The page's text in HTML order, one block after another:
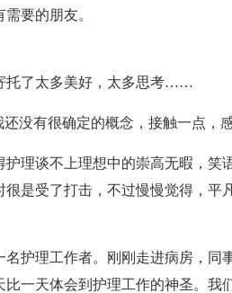
要的朋友。
托了太多美好，太多思考……
没有很确定的概念，接触一点，感
理谈不上理想中的崇高无暇，笑
是受了打击，不过慢慢觉得，平
护理工作者。刚刚走进病房，同
一天体会到护理工作的神圣。我